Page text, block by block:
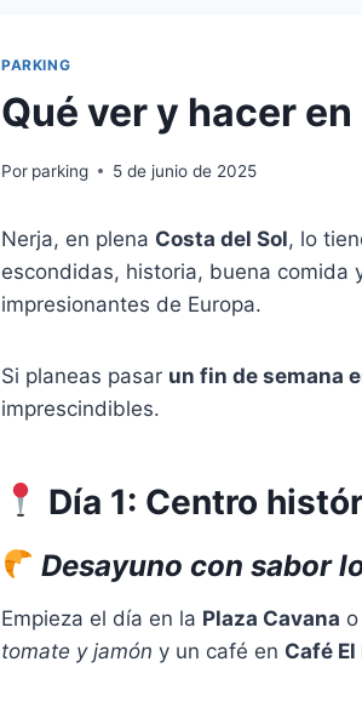
PARKING
Qué ver y hacer
Por parking 5 de junio de 2025
Nerja, en plena Costa del Sol, lo
escondidas, historia, buena comida
impresionantes de Europa.
Si planeas pasar un fin de semana
imprescindibles.
Día 1: Centro
Desayuno con sabor
Empieza el día en la Plaza Cavana
tomate y jamón y un café en Café